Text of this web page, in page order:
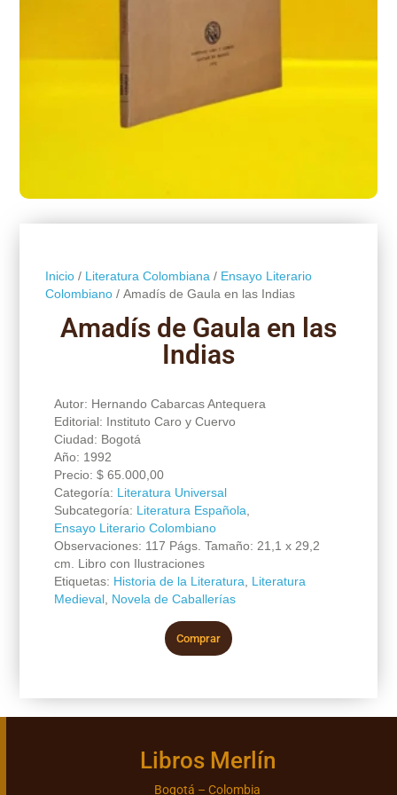
Inicio/ Literatura Colombiana / Ensayo Literario
Colombiano/ Amadís de Gaula en las Indias
Amadís de Gaula en las
Indias
Autor: Hernando Cabarcas Antequera
Editorial: Instituto Caro y Cuervo
Ciudad: Bogotá
Año: 1992
Precio: $65.000,00
Categoría: Literatura Universal
Subcategoría: Literatura Española
Ensayo Literario Colombiano
Observaciones: 117 Págs. Tamaño: 21,1 x 29,2
cm. Libro con Ilustraciones
Etiquetas: Historia de la Literatura
Literatura
Medieval, Novela de Caballerías
Comprar
Libros Merlín
Bogotá – Colombia